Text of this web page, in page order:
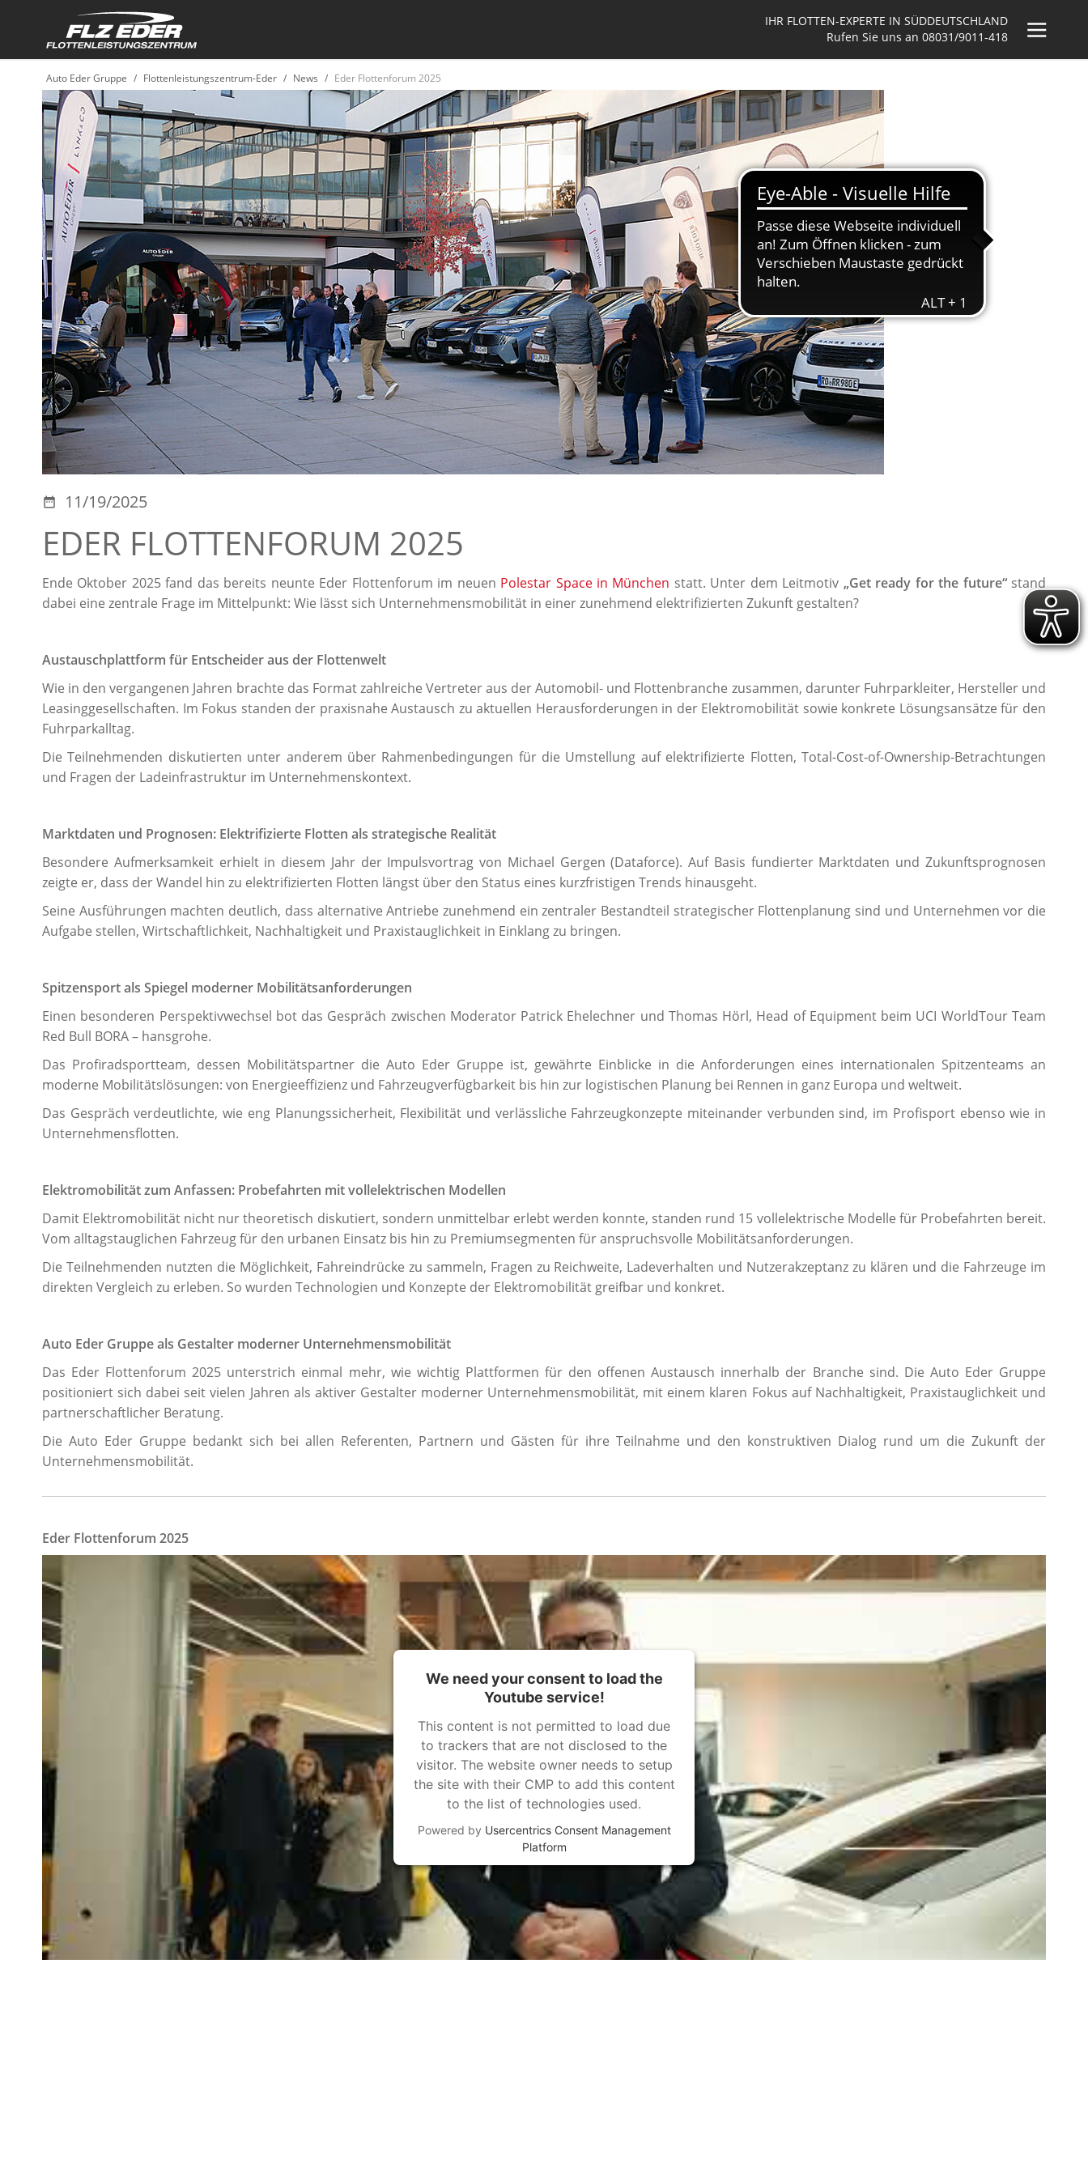
Auto Eder Gruppe Flottenleistungszentrum-Eder News Eder Flottenforum 2025
IHR FLOTTEN-EXPERTE IN SÜDDEUTSCHLAND
Rufen Sie uns an 08031/9011-418
11/19/2025
EDER FLOTTENFORUM 2025
Ende Oktober 2025 fand das bereits neunte Eder Flottenforum im neuen Polestar Space in München statt. Unter dem Leitmotiv „Get ready for the future“stand
dabei eine zentrale Frage im Mittelpunkt: Wie lässt sich Unternehmensmobilität in einer zunehmend elektrifizierten Zukunft gestalten?
Austauschplattform für Entscheider aus der Flottenwelt
Wie in den vergangenen Jahren brachte das Format zahlreiche Vertreter aus der Automobil- und Flottenbranche zusammen, darunter Fuhrparkleiter, Hersteller und
Leasinggesellschaften. Im Fokus standen der praxisnahe Austausch zu aktuellen Herausforderungen in der Elektromobilität sowie konkrete Lösungsansätze für den
Fuhrparkalltag.
Die Teilnehmenden diskutierten unter anderem über Rahmenbedingungen für die Umstellung auf elektrifizierte Flotten, Total-Cost-of-Ownership-Betrachtungen
und Fragen der Ladeinfrastruktur im Unternehmenskontext.
Marktdaten und Prognosen: Elektrifizierte Flotten als strategische Realität
Besondere Aufmerksamkeit erhielt in diesem Jahr der Impulsvortrag von Michael Gergen (Dataforce). Auf Basis fundierter Marktdaten und Zukunftsprognosen
zeigte er, dass der Wandel hin zu elektrifizierten Flotten längst über den Status eines kurzfristigen Trends hinausgeht.
Seine Ausführungen machten deutlich, dass alternative Antriebe zunehmend ein zentraler Bestandteil strategischer Flottenplanung sind und Unternehmen vor die
Aufgabe stellen, Wirtschaftlichkeit, Nachhaltigkeit und Praxistauglichkeit in Einklang zu bringen.
Spitzensport als Spiegel moderner Mobilitätsanforderungen
Einen besonderen Perspektivwechsel bot das Gespräch zwischen Moderator Patrick Ehelechner und Thomas Hörl, Head of Equipment beim UCI WorldTour Team
Red Bull BORA – hansgrohe.
Das Profiradsportteam, dessen Mobilitätspartner die Auto Eder Gruppe ist, gewährte Einblicke in die Anforderungen eines internationalen Spitzenteams an
moderne Mobilitätslösungen: von Energieeffizienz und Fahrzeugverfügbarkeit bis hin zur logistischen Planung bei Rennen in ganz Europa und weltweit.
Das Gespräch verdeutlichte, wie eng Planungssicherheit, Flexibilität und verlässliche Fahrzeugkonzepte miteinander verbunden sind, im Profisport ebenso wie in
Unternehmensflotten.
Elektromobilität zum Anfassen: Probefahrten mit vollelektrischen Modellen
Damit Elektromobilität nicht nur theoretisch diskutiert, sondern unmittelbar erlebt werden konnte, standen rund 15 vollelektrische Modelle für Probefahrten bereit.
Vom alltagstauglichen Fahrzeug für den urbanen Einsatz bis hin zu Premiumsegmenten für anspruchsvolle Mobilitätsanforderungen.
Die Teilnehmenden nutzten die Möglichkeit, Fahreindrücke zu sammeln, Fragen zu Reichweite, Ladeverhalten und Nutzerakzeptanz zu klären und die Fahrzeuge im
direkten Vergleich zu erleben. So wurden Technologien und Konzepte der Elektromobilität greifbar und konkret.
Auto Eder Gruppe als Gestalter moderner Unternehmensmobilität
Das Eder Flottenforum 2025 unterstrich einmal mehr, wie wichtig Plattformen für den offenen Austausch innerhalb der Branche sind. Die Auto Eder Gruppe
positioniert sich dabei seit vielen Jahren als aktiver Gestalter moderner Unternehmensmobilität, mit einem klaren Fokus auf Nachhaltigkeit, Praxistauglichkeit und
partnerschaftlicher Beratung.
Die Auto Eder Gruppe bedankt sich bei allen Referenten, Partnern und Gästen für ihre Teilnahme und den konstruktiven Dialog rund um die Zukunft der
Unternehmensmobilität.
Eder Flottenforum 2025
We need your consent to load the
Youtube service!
This content is not permitted to load due
to trackers that are not disclosed to the
visitor. The website owner needs to setup
the site with their CMP to add this content
to the list of technologies used.
Powered by Usercentrics Consent Management
Platform